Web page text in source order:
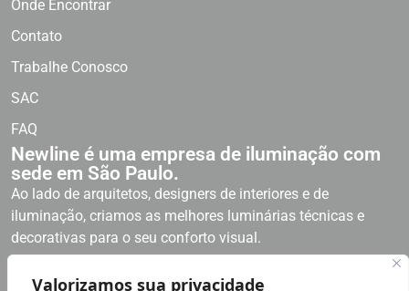
Valorizamos sua privacidade
Onde Encontrar
Contato
Trabalhe Conosco
SAC
FAQ
Newline é uma empresa de iluminação com
sede em São Paulo.
Ao lado de arquitetos, designers de interiores e de
iluminação, criamos as melhores luminárias técnicas e
decorativas para o seu conforto visual.
Newline, curvas que inspiram!